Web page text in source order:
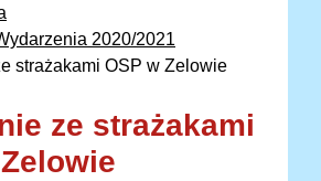
2020/2021
strażakami OSP w Zelowie
ze strażakami